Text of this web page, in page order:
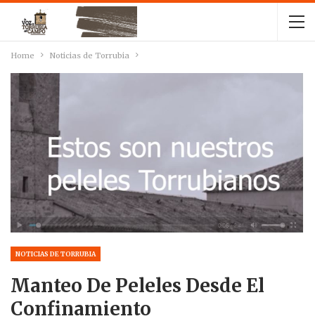
Home Noticias de Torrubia
NOTICIAS DE TORRUBIA
Manteo De Peleles Desde El
Confinamiento